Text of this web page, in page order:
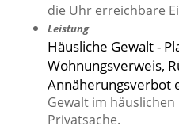
die Uhr erreichbare
Leistung
Häusliche Gewalt -
Wohnungsverweis,
Annäherungsverbot
Gewalt im
Privatsache.